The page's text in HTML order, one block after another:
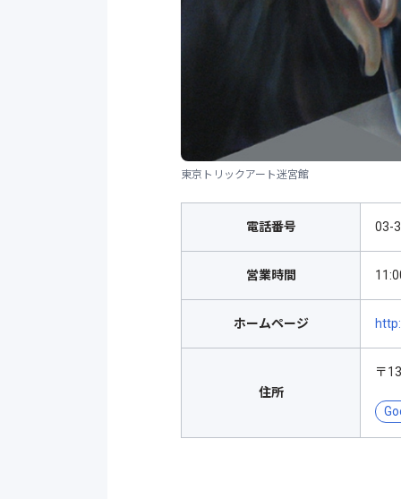
東京トリックアート迷宮館
電話番号 03-
営業時間
ホームページ
住所
〒